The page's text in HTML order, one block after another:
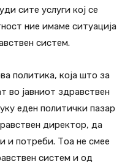
сите услуги кој се
ние имаме ситуација
систем.
политика, која што за
во јавниот здравствен
еден политички пазар
директор, да
и потреби. Тоа не смее
систем и од